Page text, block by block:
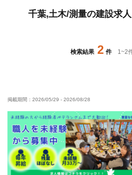
千葉,土木/測量の建設求
検索結果 2 件 1~2
掲載期間： 2026/05/29 - 2026/08/28